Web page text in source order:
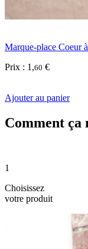
Marque-place Coeur
Prix : 1 ,60 €
Ajouter au panier
Comment ça
1
Choisissez
votre produit